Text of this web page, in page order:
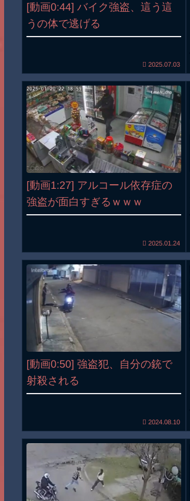
[動画0:44] バイク強盗、這う這
うの体で逃げる
2025.07.03
[動画1:27] アルコール依存症の
強盗が面白すぎるｗｗｗ
2025.01.24
[動画0:50] 強盗犯、自分の銃で
射殺される
2024.08.10